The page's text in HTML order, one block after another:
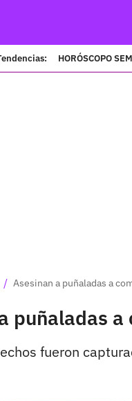
HORÓSCOPO
/ Asesinan a puñaladas a
puñaladas
fueron